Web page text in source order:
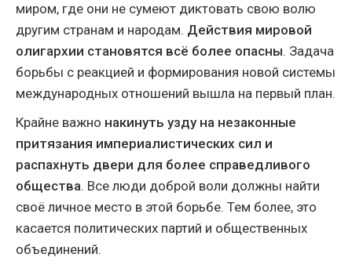
миром, где они не сумеют диктовать свою волю
другим странам и народам. Действия мировой
олигархии становятся всё более опасны. Задача
борьбы с реакцией и формирования новой системы
международных отношений вышла на первый план.
Крайне важно накинуть узду на незаконные
притязания империалистических сил и
распахнуть двери для более справедливого
общества. Все люди доброй воли должны найти
своё личное место в этой борьбе. Тем более, это
касается политических партий и общественных
объединений.